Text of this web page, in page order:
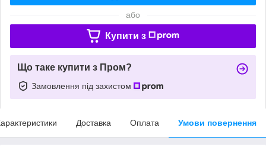
або
Купити з
Що таке купити з Пром?
Замовлення під захистом
Доставка Оплата Умови повернення